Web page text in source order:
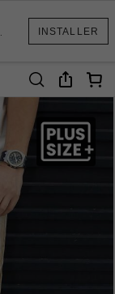
INSTALLER